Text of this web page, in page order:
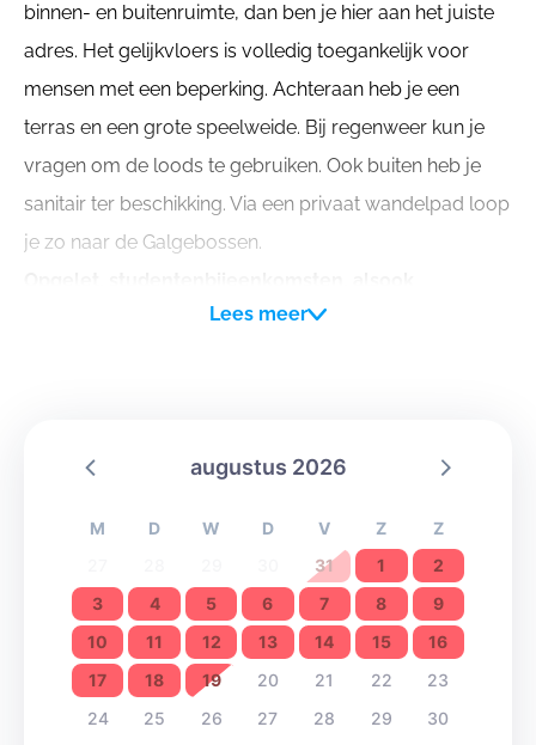
binnen- en buitenruimte, dan ben je hier aan het juiste
adres. Het gelijkvloers is volledig toegankelijk voor
mensen met een beperking. Achteraan heb je een
terras en een grote speelweide. Bij regenweer kun je
vragen om de loods te gebruiken. Ook buiten heb je
sanitair ter beschikking. Via een privaat wandelpad loop
je zo naar de Galgebossen.
weekends waar het huishoudelijk reglement niet
Lees meer
augustus 2026
M D W D V Z
Z
31 1
2
3
4 5 6 7 8
9
10
11 12 13 14 15
16
17
18 19 20 21 22
23
24
25 26 27 28 29
30